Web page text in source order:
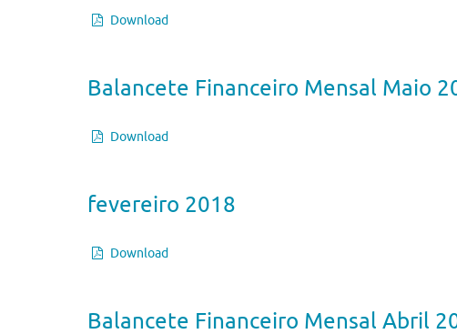
Download
Balancete Financeiro Mensal Maio
Download
fevereiro 2018
Download
Balancete Financeiro Mensal Abril